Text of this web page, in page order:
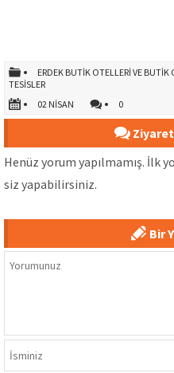
ERDEK BUTIK OTELLERI VE BUTIK
TESISLER
02 NISAN
0
Henüz yorum yapılmamış. İlk
siz yapabilirsiniz.
Bir